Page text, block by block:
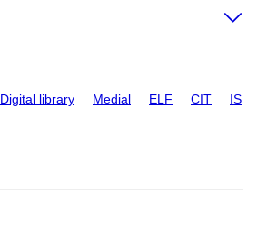
Digital library Medial ELF CIT IS